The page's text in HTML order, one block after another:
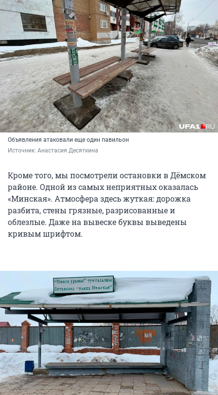
Объявления атаковали еще один павильон
Источник: Анастасия Десяткина
Кроме того, мы посмотрели остановки в Дёмском
районе. Одной из самых неприятных оказалась
«Минская». Атмосфера здесь жуткая: дорожка
разбита, стены грязные, разрисованные и
облезлые. Даже на вывеске буквы выведены
кривым шрифтом.